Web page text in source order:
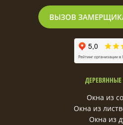
ВЫЗОВ
Окна из
Окна из
Окна из